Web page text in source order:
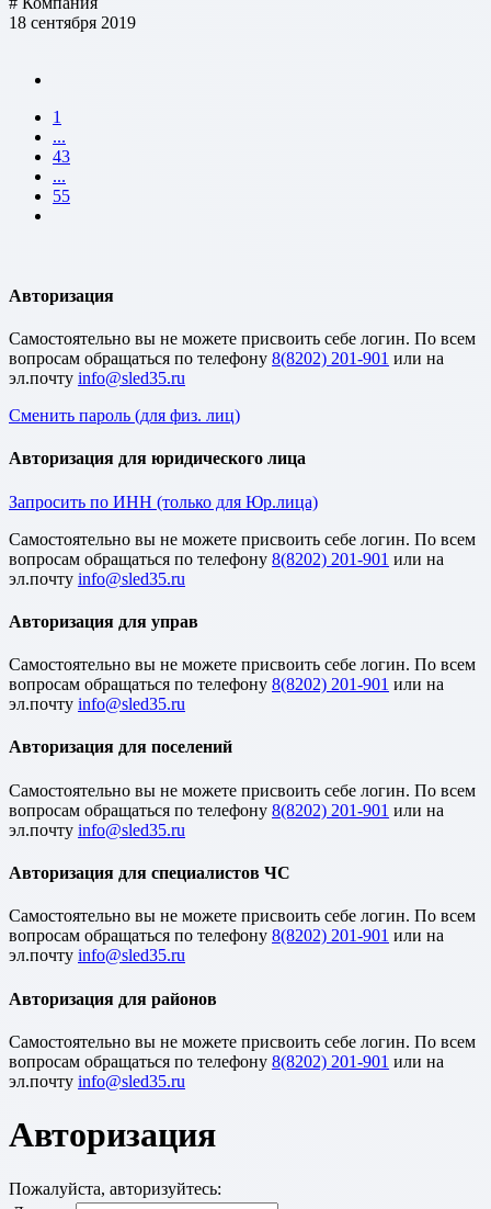
18 сентября 2019
1
...
43
...
55
Авторизация
Cамостоятельно вы не можете присвоить себе логин. По всем
вопросам обращаться по телефону 8(8202) 201-901 или на
эл.почту
Сменить пароль (для физ. лиц)
Авторизация для юридического лица
Запросить по ИНН (только для Юр.лица)
Cамостоятельно вы не можете присвоить себе логин. По всем
вопросам обращаться по телефону 8(8202) 201-901 или на
эл.почту
Авторизация для управ
Cамостоятельно вы не можете присвоить себе логин. По всем
вопросам обращаться по телефону 8(8202) 201-901 или на
эл.почту
Авторизация для поселений
Cамостоятельно вы не можете присвоить себе логин. По всем
вопросам обращаться по телефону 8(8202) 201-901 или на
эл.почту
Авторизация для специалистов ЧС
Cамостоятельно вы не можете присвоить себе логин. По всем
вопросам обращаться по телефону 8(8202) 201-901 или на
эл.почту
Авторизация для районов
Cамостоятельно вы не можете присвоить себе логин. По всем
вопросам обращаться по телефону 8(8202) 201-901 или на
эл.почту
Авторизация
Пожалуйста, авторизуйтесь: